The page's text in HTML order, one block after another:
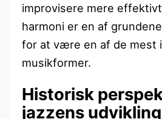
improvisere mere
harmoni er en af
for at være en af de mest
musikformer.
Historisk
jazzens